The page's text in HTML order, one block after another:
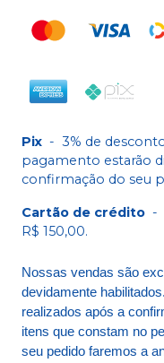
Pix - 3% de
pagamento estarão
confirmação do seu
Cartão de crédito -
R$ 150,00.
Nossas vendas são
devidamente
realizados após a
itens que constam no
seu pedido faremos a